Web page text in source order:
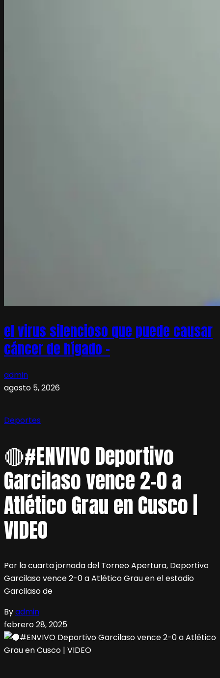
el virus silencioso que puede causar
cáncer de hígado –
admin
agosto 5, 2026
Deportes
🔴#ENVIVO Deportivo
Garcilaso vence 2-0 a
Atlético Grau en Cusco |
VIDEO
Por la cuarta jornada del Torneo Apertura, Deportivo
Garcilaso vence 2-0 a Atlético Grau en el estadio
Garcilaso de
Byadmin
febrero 28, 2025